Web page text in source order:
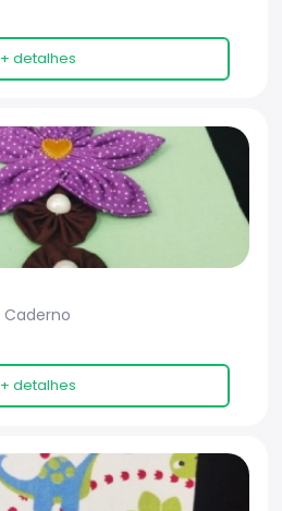
+ detalhes
Caderno
+ detalhes